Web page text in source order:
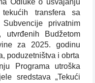
Odluke o usvajanju
transfera sa
privatnim
utvrđenih Budžetom
za 2025. godinu
poduzetništva i obrta
Programa utroška
sredstava „Tekući